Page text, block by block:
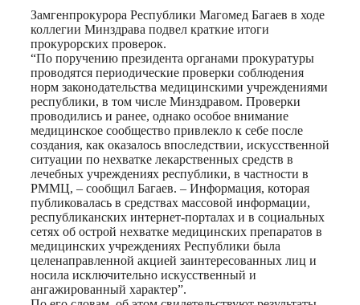
Замгенпрокурора Республики Магомед Багаев в ходе
коллегии Минздрава подвел краткие итоги
прокурорских проверок.
“По поручению президента органами прокуратуры
проводятся периодические проверки соблюдения
норм законодательства медицинскими учреждениями
республики, в том числе Минздравом. Проверки
проводились и ранее, однако особое внимание
медицинское сообщество привлекло к себе после
создания, как оказалось впоследствии, искусственной
ситуации по нехватке лекарственных средств в
лечебных учреждениях республики, в частности в
РММЦ, – сообщил Багаев. – Информация, которая
публиковалась в средствах массовой информации,
республиканских интернет-порталах и в социальных
сетях об острой нехватке медицинских препаратов в
медицинских учреждениях Республики была
целенаправленной акцией заинтересованных лиц и
носила исключительно искусственный и
ангажированный характер”.